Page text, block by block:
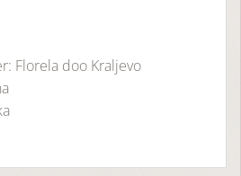
Florela doo Kraljevo